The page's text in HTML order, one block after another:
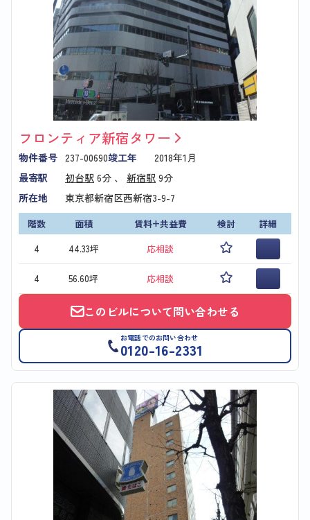
フロンティア新宿タワー
物件番号 237-00690竣工年
2018年1月
最寄駅
初台駅 6分 、 新宿駅 9分
所在地
東京都新宿区西新宿3-9-7
階数 面積 賃料+共益費 検討
詳細
4
44.33坪 応相談
4 56.60坪 応相談
このビルについて問い合わせる
お電話でのお問い合わせ
0120-16-2331